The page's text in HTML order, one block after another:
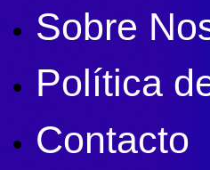
Sobre
Política
Contacto